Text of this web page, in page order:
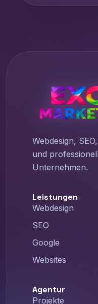
Webdesign,
und
Unternehmen.
Leistungen
Webdesign
SEO
Google
Websites
Agentur
Projekte